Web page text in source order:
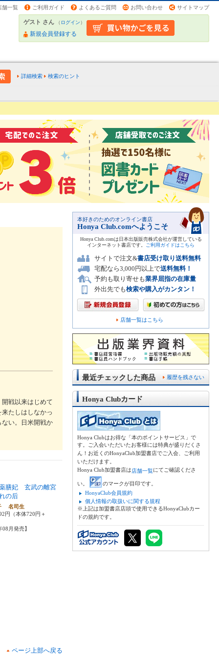
舗一覧 ご利用ガイド よくあるご質問 お問い合わせ サイトマップ
ゲスト さん （ログイン）
新規会員登録する
詳細検索 検索のヒント
戦以来はじめて
たしはしなかっ
い。日米開戦か
膳妃 玄武の離宮
の后
名司生
円（本体720円＋
08月発売】
ページ上部へ戻る
本好きのためのオンライン書店
Honya Club.comへようこそ
Honya Club.comは日本出版販売株式会社が運営している
インターネット書店です。
ご利用ガイドはこちら
サイトで注文&書店受け取り送料無料
宅配なら3,000円以上で送料無料！
予約も取り寄せも業界屈指の在庫量
外出先でも検索や購入がカンタン！
店舗一覧はこちら
履歴を残さない
最近チェックした商品
Honya Clubカード
Honya Clubはお得な「本のポイントサービス」で
す。ご入会いただいたお客様には特典が盛りだくさ
ん！お近くのHonyaClub加盟書店でご入会、ご利用
いただけます。
Honya Club加盟書店は店舗一覧にてご確認くださ
い。
のマークが目印です。
HonyaClub会員規約
個人情報の取扱いに関する規程
※上記は加盟書店店頭で使用できるHonyaClubカー
ドの規約です。